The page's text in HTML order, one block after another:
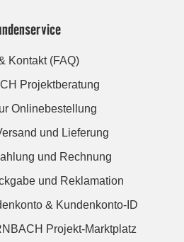
Kontakt (FAQ)
Projektberatung
Onlinebestellung
und Lieferung
und Rechnung
und Reklamation
& Kundenkonto-ID
Projekt-Marktplatz